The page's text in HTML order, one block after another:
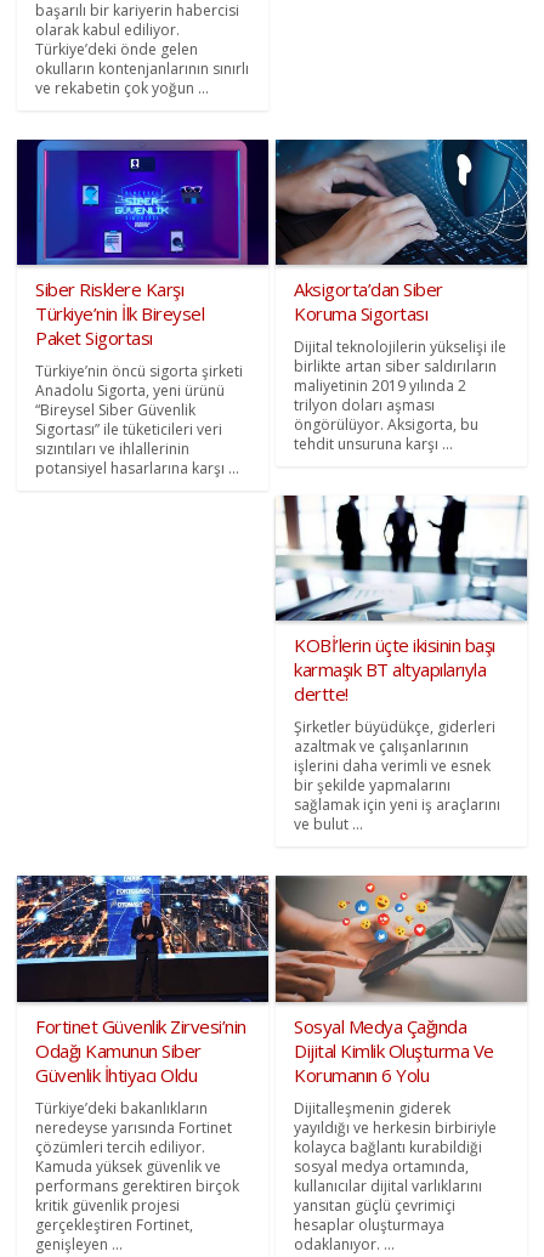
başarılı bir kariyerin habercisi
olarak kabul ediliyor.
Türkiye’deki önde gelen
okulların kontenjanlarının sınırlı
ve rekabetin çok yoğun ...
Siber Risklere Karşı
Türkiye’nin İlk Bireysel
Paket Sigortası
Türkiye’nin öncü sigorta şirketi
Anadolu Sigorta, yeni ürünü
“Bireysel Siber Güvenlik
Sigortası” ile tüketicileri veri
sızıntıları ve ihlallerinin
potansiyel hasarlarına karşı ...
Aksigorta’dan Siber
Koruma Sigortası
Dijital teknolojilerin yükselişi ile
birlikte artan siber saldırıların
maliyetinin 2019 yılında 2
trilyon doları aşması
öngörülüyor. Aksigorta, bu
tehdit unsuruna karşı ...
KOBİ’lerin üçte ikisinin başı
karmaşık BT altyapılarıyla
dertte!
Şirketler büyüdükçe, giderleri
azaltmak ve çalışanlarının
işlerini daha verimli ve esnek
bir şekilde yapmalarını
sağlamak için yeni iş araçlarını
ve bulut ...
Fortinet Güvenlik Zirvesi’nin
Odağı Kamunun Siber
Güvenlik İhtiyacı Oldu
Türkiye’deki bakanlıkların
neredeyse yarısında Fortinet
çözümleri tercih ediliyor.
Kamuda yüksek güvenlik ve
performans gerektiren birçok
kritik güvenlik projesi
gerçekleştiren Fortinet,
genişleyen ...
Sosyal Medya Çağında
Dijital Kimlik Oluşturma Ve
Korumanın 6 Yolu
Dijitalleşmenin giderek
yayıldığı ve herkesin birbiriyle
kolayca bağlantı kurabildiği
sosyal medya ortamında,
kullanıcılar dijital varlıklarını
yansıtan güçlü çevrimiçi
hesaplar oluşturmaya
odaklanıyor. ...